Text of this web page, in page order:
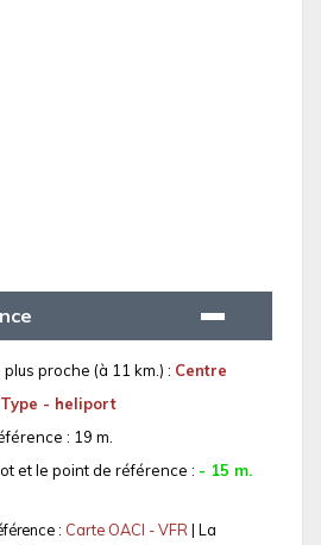
plus proche (à 11 km.) : Centre
- heliport
: 19 m.
et le point de référence : - 15 m.
: Carte OACI - VFR| La